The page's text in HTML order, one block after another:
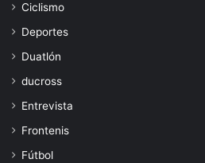
Ciclismo
Deportes
Duatlón
ducross
Entrevista
Frontenis
Fútbol